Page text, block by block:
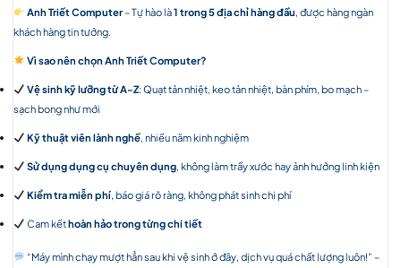
Anh Triết Computer– Tự hào là1 trong 5 địa chỉ hàng đầu, được hàng ngàn
khách hàng tin tưởng.
Vì sao nên chọn Anh Triết Computer?
Vệ sinh kỹ lưỡng từ A-Z: Quạt tản nhiệt, keo tản nhiệt, bàn phím, bo mạch –
sạch bong như mới
Kỹ thuật viên lành nghề, nhiều năm kinh nghiệm
Sử dụng dụng cụ chuyên dụng, không làm trầy xước hay ảnh hưởng linh kiện
Kiểm tra miễn phí, báo giá rõ ràng, không phát sinh chi phí
Cam kếthoàn hảo trong từng chi tiết
“Máy mình chạy mượt hẳn sau khi vệ sinh ở đây, dịch vụ quá chất lượng luôn!” –